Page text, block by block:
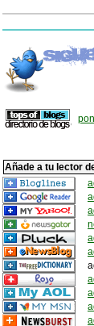
Añade a tu lector